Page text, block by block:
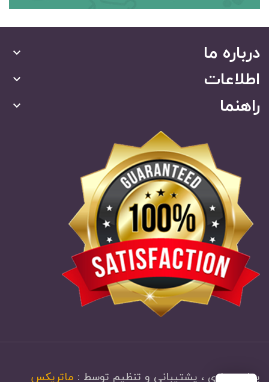
درباره ما keyboard_arrow_down
اطلاعات keyboard_arrow_down
راهنما keyboard_arrow_down
پیاده سازی ، پشتیبانی و تنظیم توسط : ماتریکس